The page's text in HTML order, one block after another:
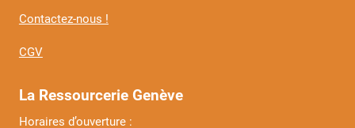
Contactez-nous !
CGV
La Ressourcerie Genève
Horaires d’ouverture :